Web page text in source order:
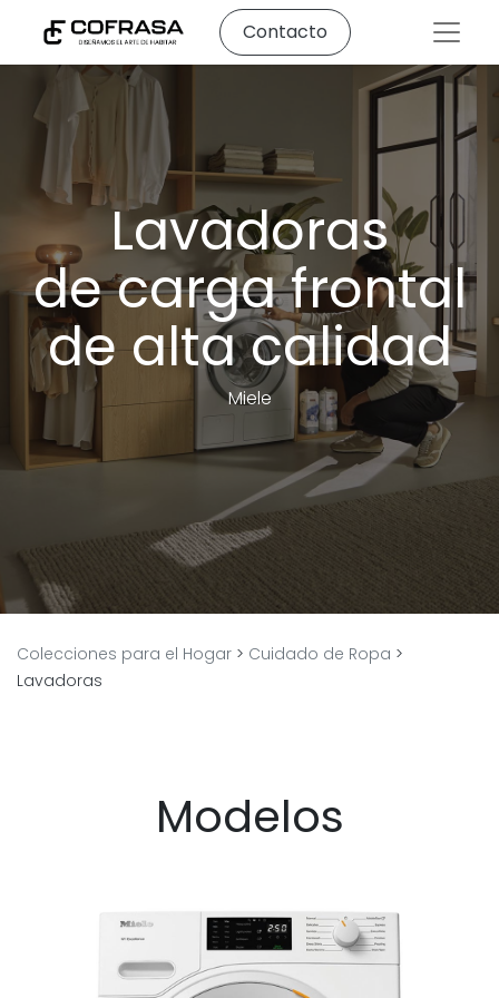
Contacto
Lavadoras
de carga frontal
de alta calidad
Miele
Colecciones para el Hogar > Cuidado de Ropa >
Lavadoras
Modelos